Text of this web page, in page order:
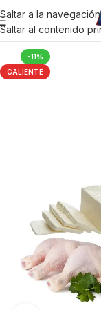
Saltar a la navegación
Saltar al contenido
-11%
CALIENTE